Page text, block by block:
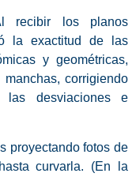
recibir los planos
la exactitud de las
y geométricas,
corrigiendo
desviaciones e
proyectando fotos de
curvarla. (En la